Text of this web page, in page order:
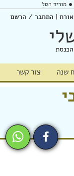
מוריד הטל
| התחבר / הרשם
שנה צור קשר